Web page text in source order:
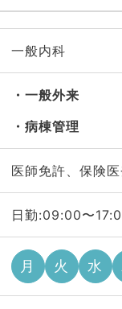
一般内科
一般外来
病棟管理
医師免許、保険
日勤:09:00〜
月 火 水